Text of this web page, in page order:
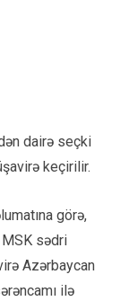
dairə seçki
keçirilir.
görə,
MSK sədri
Azərbaycan
ilə